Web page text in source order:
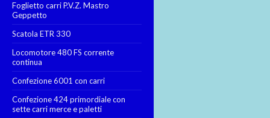
Foglietto carri P.V.Z. Mastro
Geppetto
Scatola ETR 330
Locomotore 480 FS corrente
continua
Confezione 6001 con carri
Confezione 424 primordiale con
sette carri merce e paletti